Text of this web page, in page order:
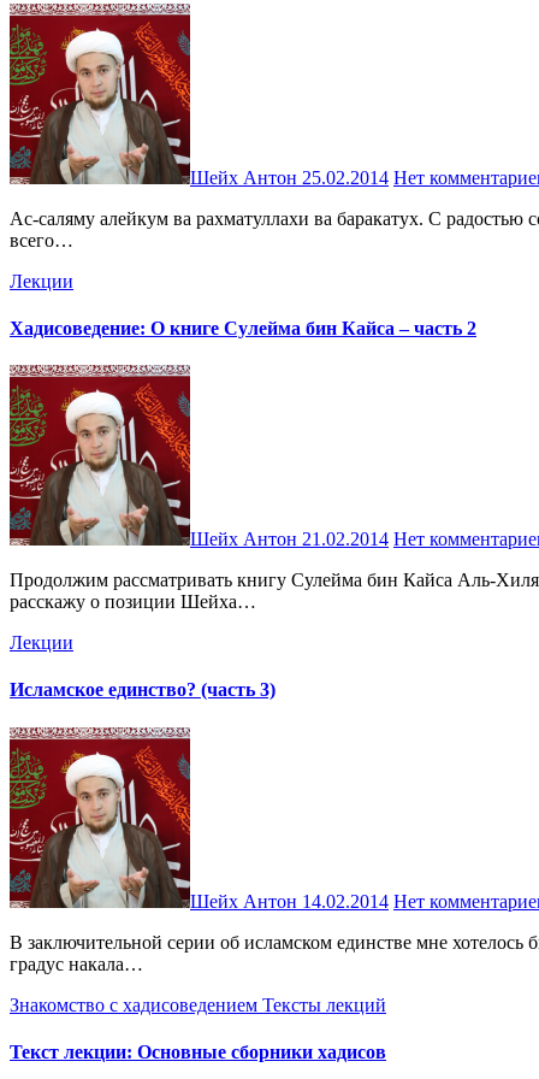
Шейх Антон 25.02.2014 Нет
Ас-саляму алейкум ва рахматуллахи ва баракатух. С радостью сообщаю вам, что теперь у нас на сайте http://imam-ali.ru удобно скачать любой материал в формате PDF или же напечатать его без
всего…
Лекции
Хадисоведение: О книге Сулейма бин Кайса – часть 2
Шейх Антон 21.02.2014 Нет
Продолжим рассматривать книгу Сулейма бин Кайса Аль-Хиляли – участника многих сражений Имама Али (мир ему) и свидетеля важнейших событий в истории ислама. В этой части я
расскажу о позиции Шейха…
Лекции
Исламское единство? (часть 3)
Шейх Антон 14.02.2014 Нет
В заключительной серии об исламском единстве мне хотелось бы кратко изложить свое видение решения, которое пусть и не полностью избавит от проблем, но поможет так или иначе снизить
градус накала…
Знакомство с хадисоведением Тексты лекций
Текст лекции: Основные сборники хадисов